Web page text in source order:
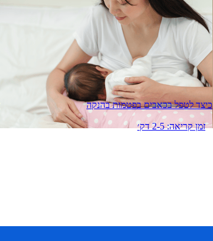
כיצד לטפל בכאבים בפטמות בהנקה
זמן קריאה: 2-5 דק׳